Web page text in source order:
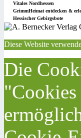
Vitales Nordhessen
GrimmHeimat entdecken &
Hessischer Gebirgsbote
Diese Website
Die
"Cookies